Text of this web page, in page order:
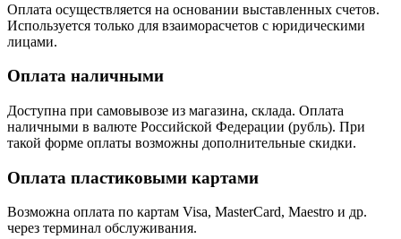
Оплата осуществляется на основании выставленных счетов.
Используется только для взаиморасчетов с юридическими
лицами.
Оплата наличными
Доступна при самовывозе из магазина, склада. Оплата
наличными в валюте Российской Федерации (рубль). При
такой форме оплаты возможны дополнительные скидки.
Оплата пластиковыми картами
Возможна оплата по картам Visa, MasterCard, Maestro и др.
через терминал обслуживания.